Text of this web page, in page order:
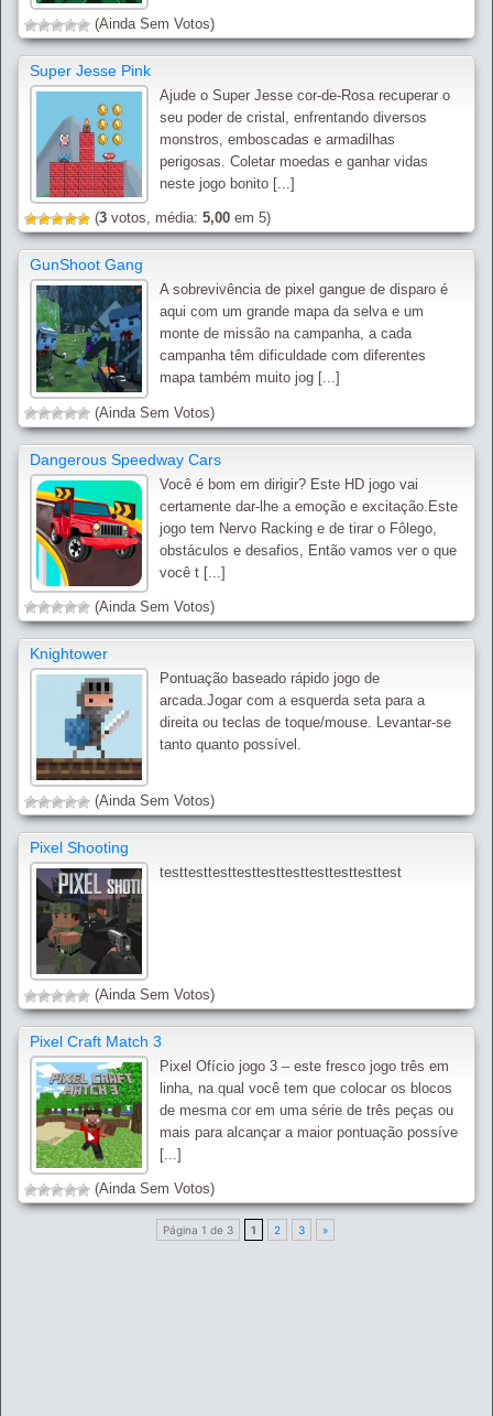
(Ainda Sem Votos)
Super Jesse Pink
Ajude o Super Jesse cor-de-Rosa recuperar o
seu poder de cristal, enfrentando diversos
monstros, emboscadas e armadilhas
perigosas. Coletar moedas e ganhar vidas
neste jogo bonito [...]
(3 votos, média: 5,00 em 5)
GunShoot Gang
A sobrevivência de pixel gangue de disparo é
aqui com um grande mapa da selva e um
monte de missão na campanha, a cada
campanha têm dificuldade com diferentes
mapa também muito jog [...]
(Ainda Sem Votos)
Dangerous Speedway Cars
Você é bom em dirigir? Este HD jogo vai
certamente dar-lhe a emoção e excitação.Este
jogo tem Nervo Racking e de tirar o Fôlego,
obstáculos e desafios, Então vamos ver o que
você t [...]
(Ainda Sem Votos)
Knightower
Pontuação baseado rápido jogo de
arcada.Jogar com a esquerda seta para a
direita ou teclas de toque/mouse. Levantar-se
tanto quanto possível.
(Ainda Sem Votos)
Pixel Shooting
testtesttesttesttesttesttesttesttesttest
(Ainda Sem Votos)
Pixel Craft Match 3
Pixel Ofício jogo 3 – este fresco jogo três em
linha, na qual você tem que colocar os blocos
de mesma cor em uma série de três peças ou
mais para alcançar a maior pontuação possíve
[...]
(Ainda Sem Votos)
Página 1 de 3 1 2 3 »